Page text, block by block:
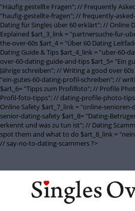
"Häufig gestellte Fragen"; // Frequently
"haufig-gestellte-fragen"; // frequently-
Dating für Singles über 60 erklärt"; // Online
Explained $art_3_link = "partnersuche-fur-
the-over-60s $art_4 = "Über 60 Dating
Dating Guide & Tips $art_4_link = "uber-60-
over-60-dating-guide-and-tips $art_5= "Ein
Jährige schreiben"; // Writing a good over
"ein-gutes-60-dating-profil-schreiben"; //
$art_6= "Tipps zum Profilfoto"; // Profile
Profil-foto-tipps"; // dating-profile-photo-
Online Safety $art_7_link = "online-
senior-dating-safety $art_8= "Dating-
erkennt und was zu tun ist"; // Dating
spot them and what to do $art_8_link =
// say-no-to-dating-scammers ?>